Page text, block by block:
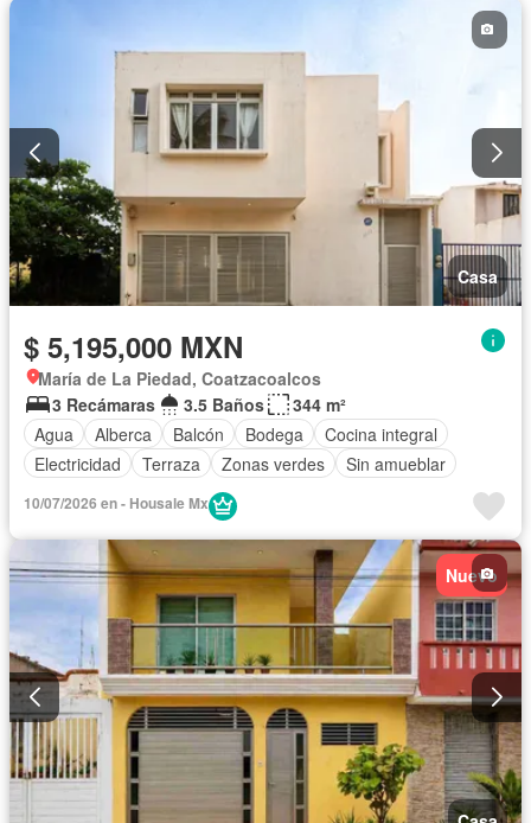
Casa
$ 5,195,000 MXN
María de La Piedad, Coatzacoalcos
3 Recámaras
3.5 Baños
344 m²
Agua
Alberca Balcón Bodega
Cocina integral
Electricidad
Terraza Zonas verdes Sin amueblar
10/07/2026 en - Housale Mx
Nuevo